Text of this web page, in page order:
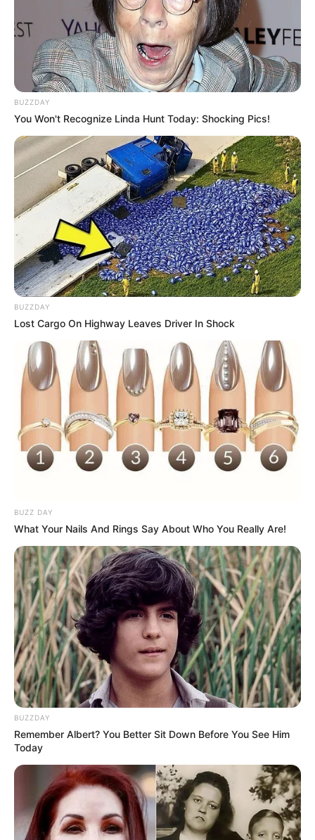
(foto: instagram/ikbalfauzi_)
3. Menikmati keindahan alam Pulau Kamaro, Sumatera
Selatan
(foto: instagram/ikbalfauzi_)
4. Ada yang mau ikut touring?
BUZZDAY
You Won't Recognize Linda Hunt Today: Shocking Pics!
BUZZDAY
Lost Cargo On Highway Leaves Driver In Shock
BUZZ DAY
What Your Nails And Rings Say About Who You Really Are!
BUZZDAY
Remember Albert? You Better Sit Down Before You See Him
Today